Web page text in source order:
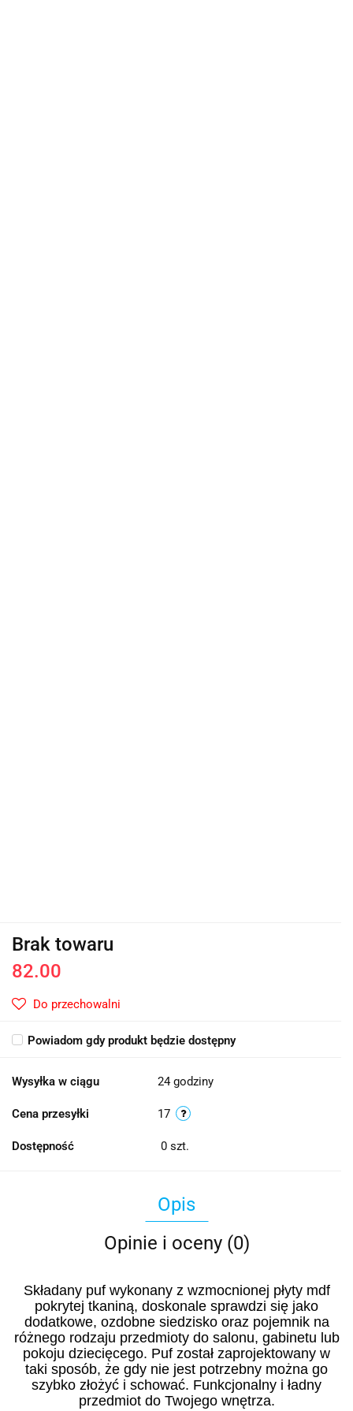
Brak towaru
82.00
Do przechowalni
Powiadom gdy produkt będzie dostępny
Wysyłka w ciągu 24 godziny
Cena przesyłki 17
Dostępność 0 szt.
Opis
Opinie i oceny (0)
Składany puf wykonany z wzmocnionej płyty mdf
pokrytej tkaniną, doskonale sprawdzi się jako
dodatkowe, ozdobne siedzisko oraz pojemnik na
różnego rodzaju przedmioty do salonu, gabinetu lub
pokoju dziecięcego. Puf został zaprojektowany w
taki sposób, że gdy nie jest potrzebny można go
szybko złożyć i schować. Funkcjonalny i ładny
przedmiot do Twojego wnętrza.